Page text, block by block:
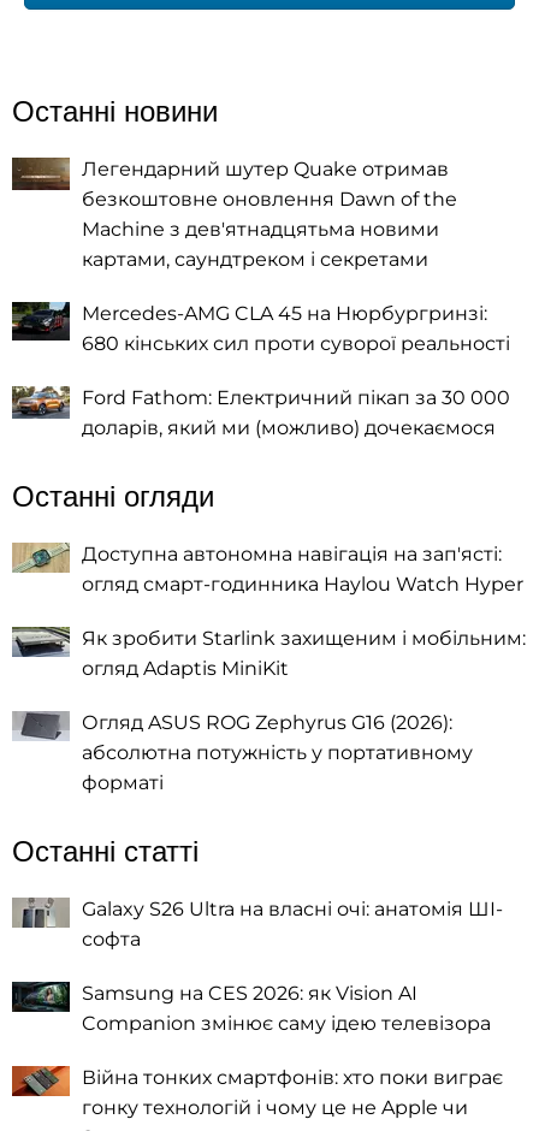
Останні новини
Легендарний шутер Quake отримав
безкоштовне оновлення Dawn of the
Machine з дев'ятнадцятьма новими
картами, саундтреком і секретами
Mercedes-AMG CLA 45 на Нюрбургринзі:
680 кінських сил проти суворої реальності
Ford Fathom: Електричний пікап за 30 000
доларів, який ми (можливо) дочекаємося
Останні огляди
Доступна автономна навігація на зап'ясті:
огляд смарт-годинника Haylou Watch Hyper
Як зробити Starlink захищеним і мобільним:
огляд Adaptis MiniKit
Огляд ASUS ROG Zephyrus G16 (2026):
абсолютна потужність у портативному
форматі
Останні статті
Galaxy S26 Ultra на власні очі: анатомія ШІ-
софта
Samsung на CES 2026: як Vision AI
Companion змінює саму ідею телевізора
Війна тонких смартфонів: хто поки виграє
гонку технологій і чому це не Apple чи